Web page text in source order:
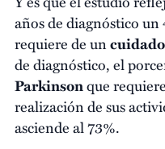
años de diagnóstico un
requiere de un
de diagnóstico, el
Parkinsonque
realización de sus
asciende al 73%.